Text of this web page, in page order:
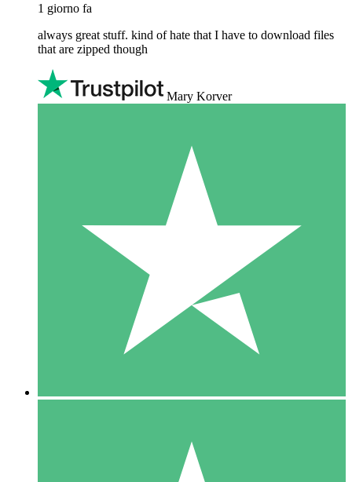
1 giorno fa
always great stuff. kind of hate that I have to download files
that are zipped though
Mary Korver